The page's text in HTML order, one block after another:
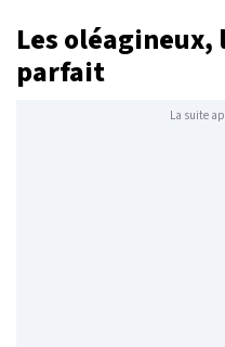
Les
parfait
La suite